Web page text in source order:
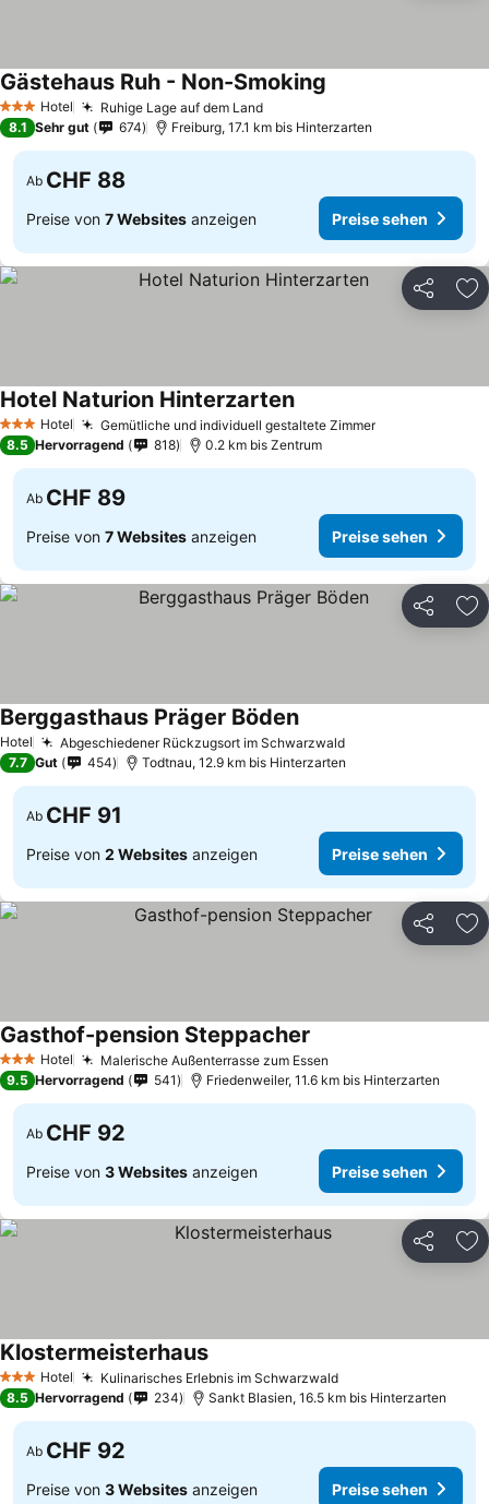
3 SterneHotel Ruhige Lage auf dem Land
Gästehaus Ruh - Non-Smoking
8.1 Sehr gut 674 Freiburg, 17.1 km bis Hinterzarten
Ab CHF 88
Preise von 7 Websites anzeigen Preise sehen
Teilen
3 SterneHotel Gemütliche und individuell gestaltete Zimmer
Hotel Naturion Hinterzarten
8.5 Hervorragend 818 0.2 km bis Zentrum
Ab CHF 89
Preise von 7 Websites anzeigen Preise sehen
Teilen
Hotel Abgeschiedener Rückzugsort im Schwarzwald
Berggasthaus Präger Böden
7.7 Gut 454 Todtnau, 12.9 km bis Hinterzarten
Ab CHF 91
Preise von 2 Websites anzeigen Preise sehen
Teilen
3 SterneHotel Malerische Außenterrasse zum Essen
Gasthof-pension Steppacher
9.5 Hervorragend 541 Friedenweiler, 11.6 km bis Hinterzarten
Ab CHF 92
Preise von 3 Websites anzeigen Preise sehen
Teilen
3 SterneHotel Kulinarisches Erlebnis im Schwarzwald
Klostermeisterhaus
8.5 Hervorragend 234 Sankt Blasien, 16.5 km bis Hinterzarten
Ab CHF 92
Preise von 3 Websites anzeigen Preise sehen